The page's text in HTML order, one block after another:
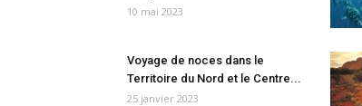
10 mai 2023
Voyage de noces dans le
Territoire du Nord et le Centre...
25 janvier 2023